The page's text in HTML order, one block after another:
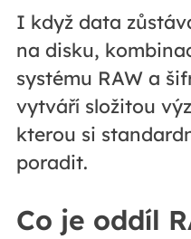
I když data
na disku,
systému RAW a
vytváří složitou
kterou si
poradit.
Co je oddíl